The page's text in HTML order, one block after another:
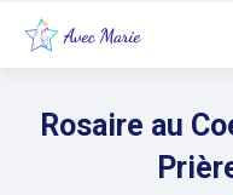
Rosaire au